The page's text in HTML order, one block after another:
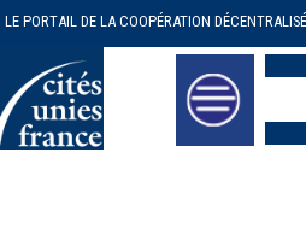
LE PORTAIL DE LA COOPÉRATION